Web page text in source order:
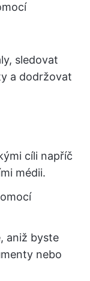
sledovat
a dodržovat
cíli napříč
médii.
aniž byste
nebo